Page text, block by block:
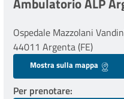
Ospedale Mazzolani
44011 Argenta (FE)
Mostra sulla mappa
Per prenotare